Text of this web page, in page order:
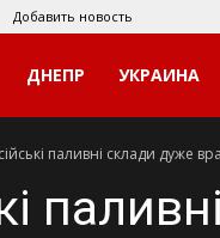
Добавить новость
Мой
Днепр
ДНЕПР УКРАИНА
паливні склади дуже